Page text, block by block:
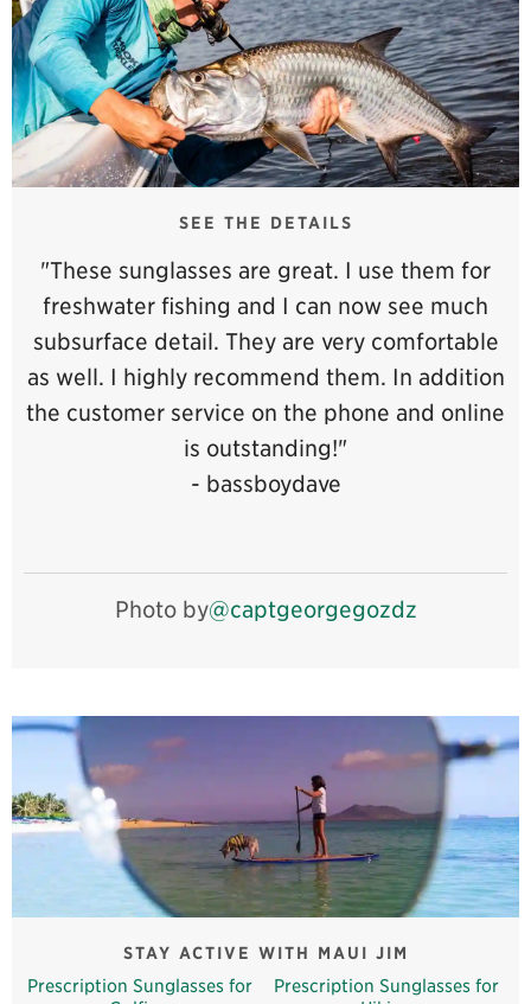
SEE THE DETAILS
"These sunglasses are great. I use them for
freshwater fishing and I can now see much
subsurface detail. They are very comfortable
as well. I highly recommend them. In addition
the customer service on the phone and online
is outstanding!"
- bassboydave
Photo by@captgeorgegozdz
STAY ACTIVE WITH MAUI JIM
Prescription Sunglasses for
Prescription Sunglasses for